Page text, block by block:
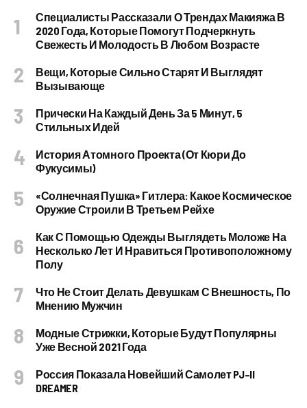
Специалисты Рассказали О Трендах Макияжа В
2020 Года, Которые Помогут Подчеркнуть
Свежесть И Молодость В Любом Возрасте
Вещи, Которые Сильно Старят И Выглядят
Вызывающе
Прически На Каждый День За 5 Минут, 5
Стильных Идей
История Атомного Проекта (от Кюри До
Фукусимы)
«Солнечная Пушка» Гитлера: Какое Космическое
Оружие Строили В Третьем Рейхе
Как С Помощью Одежды Выглядеть Моложе На
Несколько Лет И Нравиться Противоположному
Полу
Что Не Стоит Делать Девушкам С Внешность, По
Мнению Мужчин
Модные Стрижки, Которые Будут Популярны
Уже Весной 2021 Года
Россия Показала Новейший Самолет PJ–II
DREAMER